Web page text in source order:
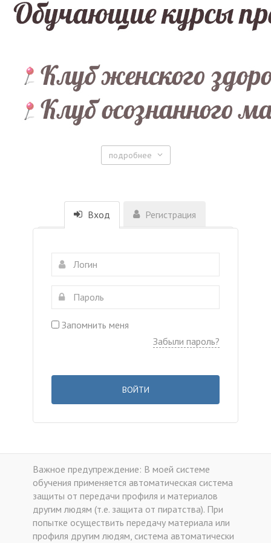
подробнее
Вход Регистрация
Запомнить меня
Забыли пароль?
ВОЙТИ
Важное предупреждение: В моей системе
обучения применяется автоматическая система
защиты от передачи профиля и материалов
другим людям (т.е. защита от пиратства). При
попытке осуществить передачу материала или
профиля другим людям, система автоматически